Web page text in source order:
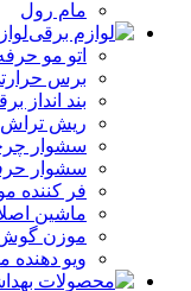
مام رول
اتو مو
برس
بند انداز
ریش تراش
سشوار
سشوار
فر کننده‌
ماشین
موزن گوش
ویو دهنده